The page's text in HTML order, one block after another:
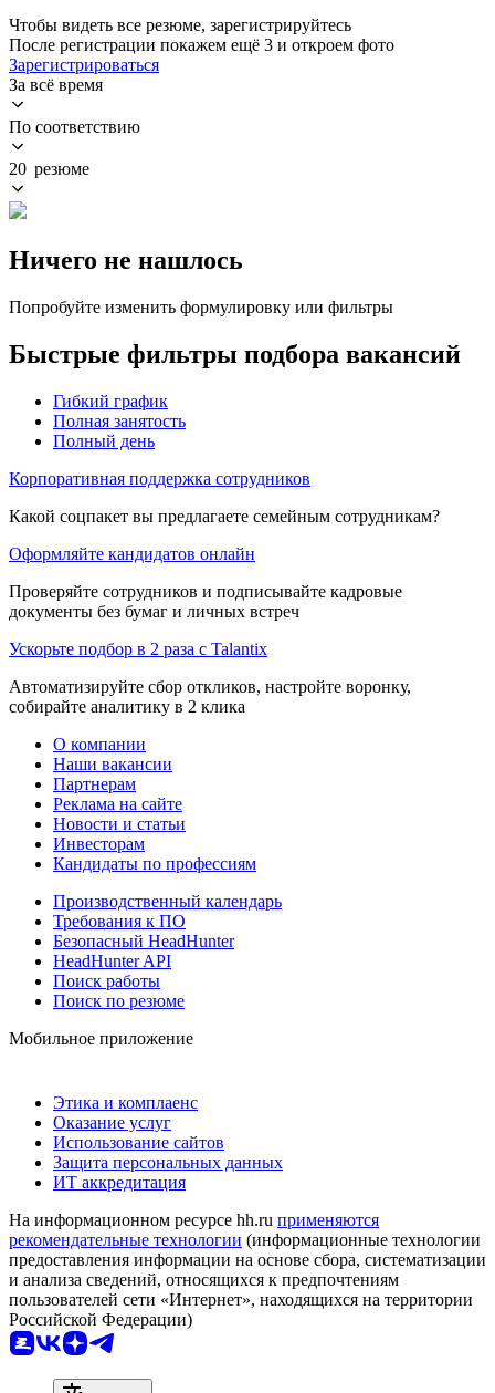
Чтобы видеть все резюме, зарегистрируйтесь
После регистрации покажем ещё 3 и откроем фото
Зарегистрироваться
За всё время
По соответствию
20 резюме
Ничего не нашлось
Попробуйте изменить формулировку или фильтры
Быстрые фильтры подбора вакансий
Гибкий график
Полная занятость
Полный день
Корпоративная поддержка сотрудников
Какой соцпакет вы предлагаете семейным сотрудникам?
Оформляйте кандидатов онлайн
Проверяйте сотрудников и подписывайте кадровые
документы без бумаг и личных встреч
Ускорьте подбор в 2 раза с Talantix
Автоматизируйте сбор откликов, настройте воронку,
собирайте аналитику в 2 клика
О компании
Наши вакансии
Партнерам
Реклама на сайте
Новости и статьи
Инвесторам
Кандидаты по профессиям
Производственный календарь
Требования к ПО
Безопасный HeadHunter
HeadHunter API
Поиск работы
Поиск по резюме
Мобильное приложение
Этика и комплаенс
Оказание услуг
Использование сайтов
Защита персональных данных
ИТ аккредитация
На информационном ресурсе hh.ru применяются
рекомендательные технологии (информационные технологии
предоставления информации на основе сбора, систематизации
и анализа сведений, относящихся к предпочтениям
пользователей сети «Интернет», находящихся на территории
Российской Федерации)